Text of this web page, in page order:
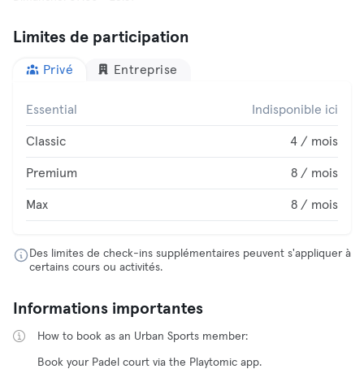
Limites de participation
Privé Entreprise
Essential Indisponible ici
Classic 4 / mois
Premium 8 / mois
Max 8 / mois
Des limites de check-ins supplémentaires peuvent s'appliquer à
certains cours ou activités.
Informations importantes
How to book as an Urban Sports member:
Book your Padel court via the Playtomic app.